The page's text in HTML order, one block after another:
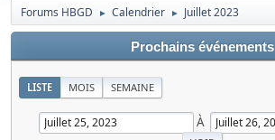
Forums HBGD ► Calendrier ► Juillet 2023
Prochains événements
LISTE MOIS SEMAINE
À